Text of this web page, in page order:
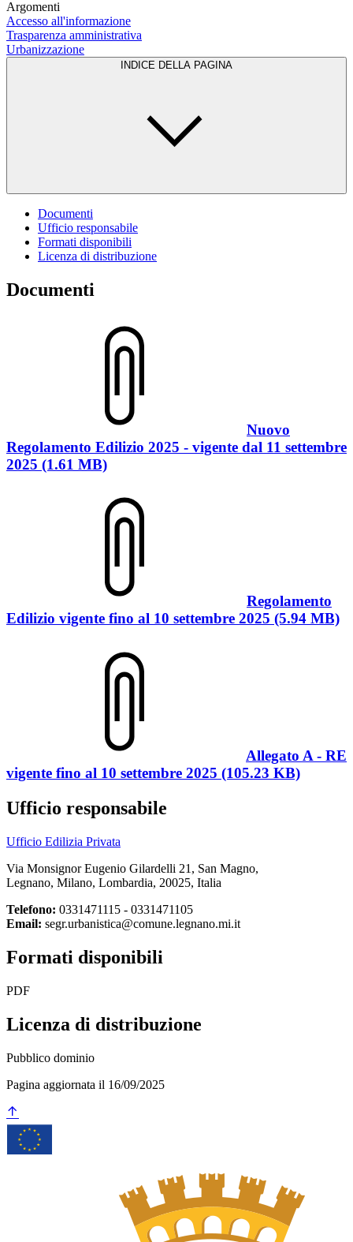
Argomenti
Accesso all'informazione
Trasparenza amministrativa
Urbanizzazione
INDICE DELLA PAGINA
Documenti
Ufficio responsabile
Formati disponibili
Licenza di distribuzione
Documenti
Nuovo
Regolamento Edilizio 2025 - vigente dal 11 settembre
2025 (1.61 MB)
Regolamento
Edilizio vigente fino al 10 settembre 2025 (5.94 MB)
Allegato A - RE
vigente fino al 10 settembre 2025 (105.23 KB)
Ufficio responsabile
Ufficio Edilizia Privata
Via Monsignor Eugenio Gilardelli 21, San Magno,
Legnano, Milano, Lombardia, 20025, Italia
Telefono: 0331471115 - 0331471105
Email: segr.urbanistica@comune.legnano.mi.it
Formati disponibili
PDF
Licenza di distribuzione
Pubblico dominio
Pagina aggiornata il 16/09/2025